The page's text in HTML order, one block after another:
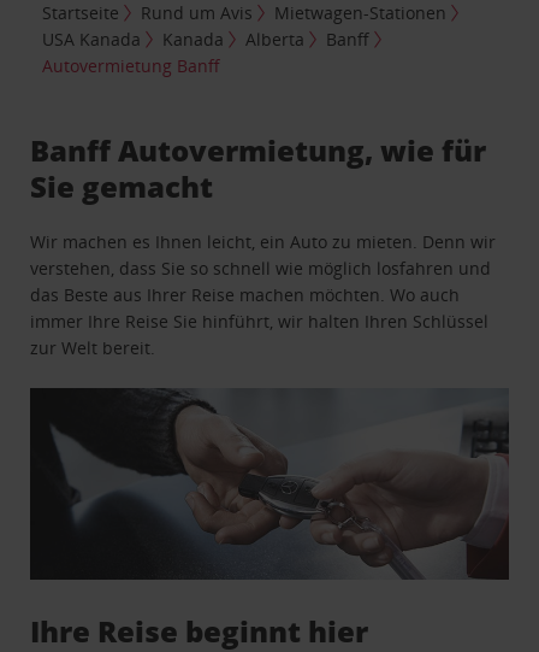
Startseite Rund um Avis
Mietwagen-Stationen
USA Kanada
Kanada Alberta
Banff
Autovermietung Banff
Banff Autovermietung, wie für
Sie gemacht
Wir machen es Ihnen leicht, ein Auto zu mieten. Denn wir
verstehen, dass Sie so schnell wie möglich losfahren und
das Beste aus Ihrer Reise machen möchten. Wo auch
immer Ihre Reise Sie hinführt, wir halten Ihren Schlüssel
zur Welt bereit.
Ihre Reise beginnt hier